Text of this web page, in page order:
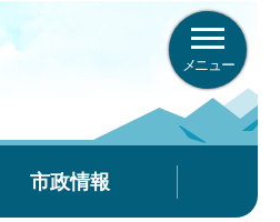
メニュー
市政情報